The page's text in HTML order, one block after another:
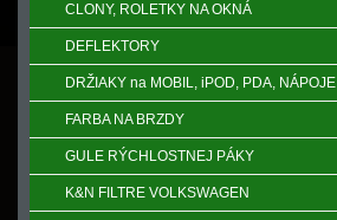
CLONY, ROLETKY NA OKNÁ
DEFLEKTORY
DRŽIAKY na MOBIL, iPOD, PDA, NÁPOJE
FARBA NA BRZDY
GULE RÝCHLOSTNEJ PÁKY
K&N FILTRE VOLKSWAGEN